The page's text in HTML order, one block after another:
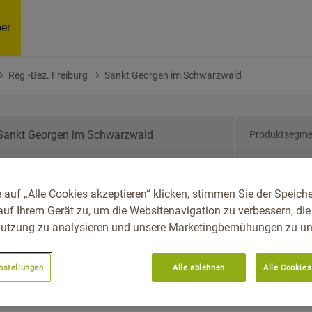
Reg.-Bez. Freiburg Sankt Georgen im Schwarzwald
Württemberg, Reg.-
Im Schwarzwald
auf „Alle Cookies akzeptieren“ klicken, stimmen Sie der
Ihrem Gerät zu, um die Websitenavigation zu verbessern, die
zu analysieren und unsere Marketingbemühungen zu
Alle ablehnen Alle